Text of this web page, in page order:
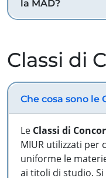
la MAD?
Classi di
Che cosa sono le
Le Classi di
MIUR utilizzati per
uniforme le
ai titoli di studio.